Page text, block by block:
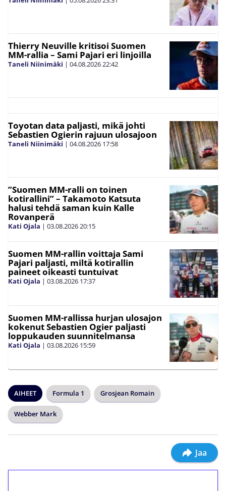
Thierry Neuville kritisoi Suomen
MM-rallia – Sami Pajari eri linjoilla
Taneli Niinimäki | 04.08.202622:42
Toyotan data paljasti, mikä johti
Sebastien Ogierin rajuun ulosajoon
Taneli Niinimäki | 04.08.2026 17:58
”Suomen MM-ralli on toinen
kotirallini” – Takamoto Katsuta
halusi tehdä saman kuin Kalle
Rovanperä
Kati Ojala | 03.08.202620:15
Suomen MM-rallin voittaja Sami
Pajari paljasti, miltä kotirallin
paineet oikeasti tuntuivat
Kati Ojala | 03.08.2026 17:37
Suomen MM-rallissa hurjan ulosajon
kokenut Sebastien Ogier paljasti
loppukauden suunnitelmansa
Kati Ojala | 03.08.2026 15:59
AIHEET Formula 1 Grosjean Romain
Webber Mark
Jaa